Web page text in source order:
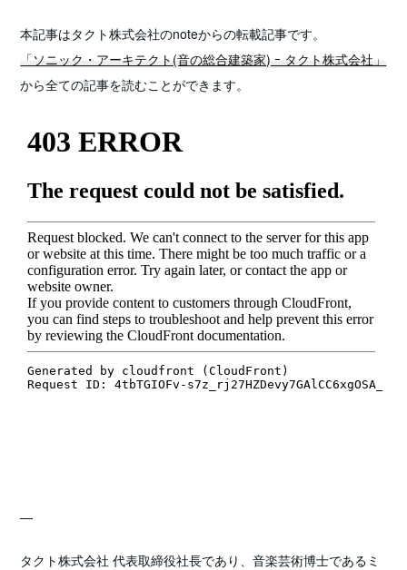
本記事はタクト株式会社のnoteからの転載記事です。
「ソニック・アーキテクト(音の総合建築家) ｰ タクト株式会社」
から全ての記事を読むことができます。
—
タクト株式会社 代表取締役社長であり、音楽芸術博士であるミ